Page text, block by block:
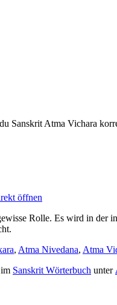
Sanskrit Atma Vichara
öffnen
Rolle. Es wird in der
, Atma Nivedana, Atma
Sanskrit Wörterbuch unter